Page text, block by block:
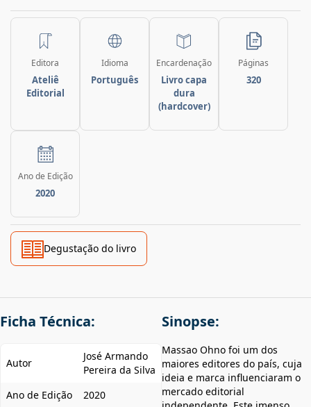
Editora
Ateliê
Editorial
Idioma
Português
Encardenação
Livro capa
dura
(hardcover)
Páginas
320
Ano de Edição
2020
Degustação do livro
Ficha Técnica:
Autor
José Armando
Pereira da Silva
Ano de Edição
2020
Sinopse:
Massao Ohno foi um dos
maiores editores do país, cuja
ideia e marca influenciaram o
mercado editorial